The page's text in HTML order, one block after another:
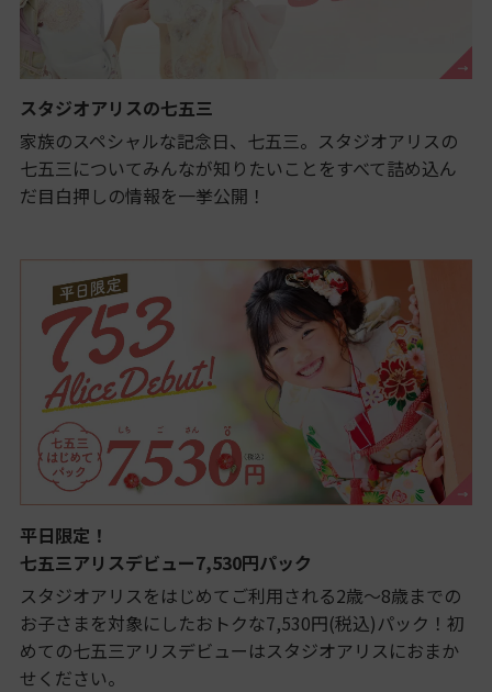
スタジオアリスの七五三
家族のスペシャルな記念日、七五三。スタジオアリスの
七五三についてみんなが知りたいことをすべて詰め込ん
だ目白押しの情報を一挙公開！
平日限定！
七五三アリスデビュー7,530円パック
スタジオアリスをはじめてご利用される2歳～8歳までの
お子さまを対象にしたおトクな7,530円(税込)パック！初
めての七五三アリスデビューはスタジオアリスにおまか
せください。